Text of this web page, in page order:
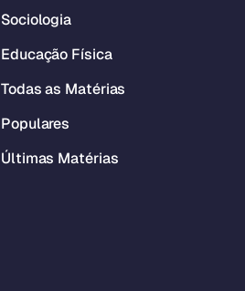
Sociologia
Educação Física
Todas as Matérias
Populares
Últimas Matérias